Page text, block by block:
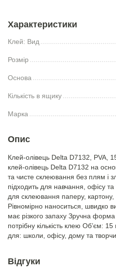
Характеристики
Клей: Вид
Розмір
Основа
Кількість в ящику
Марка
Опис
Клей-олівець Delta D7132, PVA,
клей-олівець Delta D7132 на
та чисте склеювання без плям і
підходить для навчання, офісу
для склеювання паперу, картону,
Рівномірно наноситься, швидко
має різкого запаху Зручна
потрібну кількість клею Об’єм:
для: школи, офісу, дому та
Відгуки